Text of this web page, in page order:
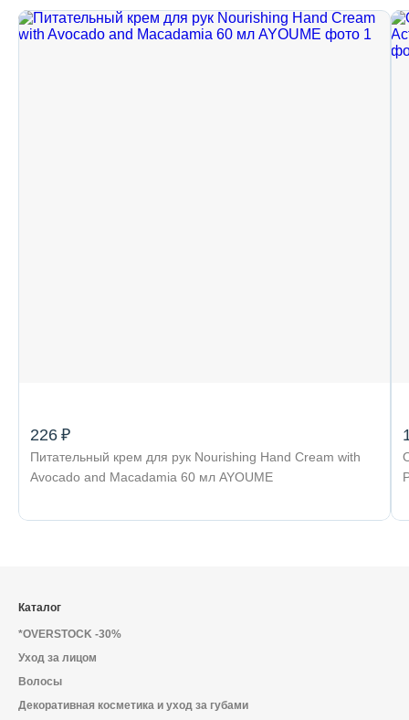
226 ₽
Питательный крем для рук Nourishing Hand Cream with
Avocado and Macadamia 60 мл AYOUME
Каталог
*OVERSTOCK -30%
Уход за лицом
Волосы
Декоративная косметика и уход за губами